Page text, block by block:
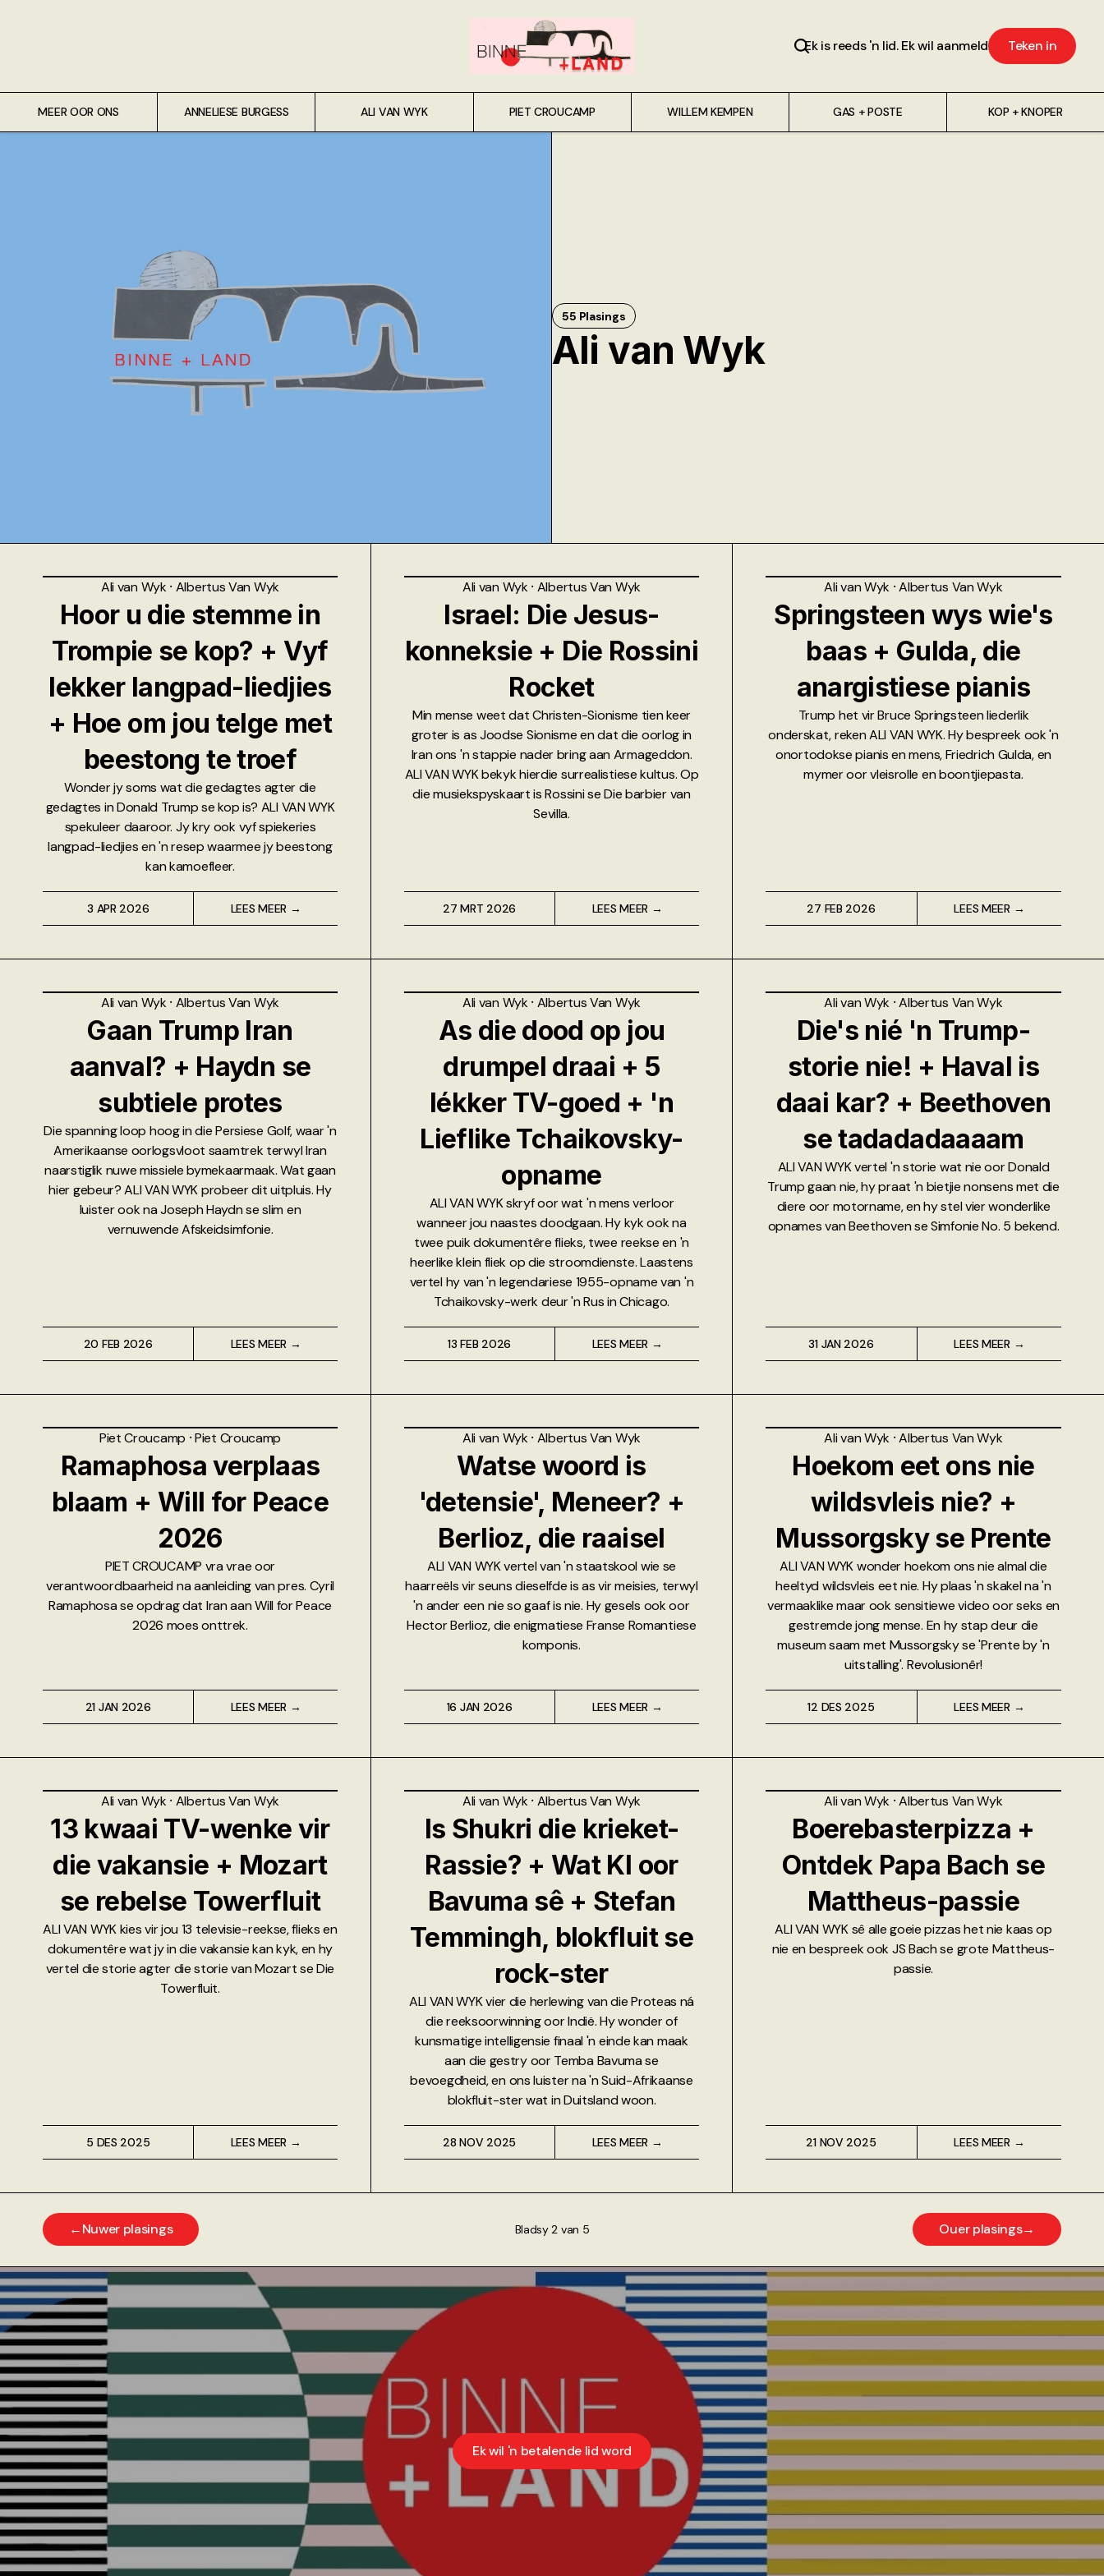
Ek is reeds 'n lid. Ek wil aanmeld Teken in
MEER OOR ONS ANNELIESE BURGESS ALI VAN WYK PIET CROUCAMP WILLEM KEMPEN GAS + POSTE KOP + KNOPER
55 Plasings
Ali van Wyk
Ali van Wyk⸱ Albertus Van Wyk
Hoor u die stemme in
Trompie se kop? + Vyf
lekker langpad-liedjies
+ Hoe om jou telge met
beestong te troef
Wonder jy soms wat die gedagtes agter die
gedagtes in Donald Trump se kop is? ALI VAN WYK
spekuleer daaroor. Jy kry ook vyf spiekeries
langpad-liedjies en 'n resep waarmee jy beestong
kan kamoefleer.
3 APR 2026 LEES MEER →
Ali van Wyk⸱ Albertus Van Wyk
Israel: Die Jesus-
konneksie + Die Rossini
Rocket
Min mense weet dat Christen-Sionisme tien keer
groter is as Joodse Sionisme en dat die oorlog in
Iran ons 'n stappie nader bring aan Armageddon.
ALI VAN WYK bekyk hierdie surrealistiese kultus. Op
die musiekspyskaart is Rossini se Die barbier van
Sevilla.
27 MRT 2026 LEES MEER →
Ali van Wyk ⸱Albertus Van Wyk
Springsteen wys wie's
baas + Gulda, die
anargistiese pianis
Trump het vir Bruce Springsteen liederlik
onderskat, reken ALI VAN WYK. Hy bespreek ook 'n
onortodokse pianis en mens, Friedrich Gulda, en
mymer oor vleisrolle en boontjiepasta.
27 FEB 2026 LEES MEER →
Ali van Wyk⸱ Albertus Van Wyk
Gaan Trump Iran
aanval? + Haydn se
subtiele protes
Die spanning loop hoog in die Persiese Golf, waar 'n
Amerikaanse oorlogsvloot saamtrek terwyl Iran
naarstiglik nuwe missiele bymekaarmaak. Wat gaan
hier gebeur? ALI VAN WYK probeer dit uitpluis. Hy
luister ook na Joseph Haydn se slim en
vernuwende Afskeidsimfonie.
20 FEB 2026 LEES MEER →
Ali van Wyk⸱ Albertus Van Wyk
As die dood op jou
drumpel draai + 5
lékker TV-goed + 'n
Lieflike Tchaikovsky-
opname
ALI VAN WYK skryf oor wat 'n mens verloor
wanneer jou naastes doodgaan. Hy kyk ook na
twee puik dokumentêre flieks, twee reekse en 'n
heerlike klein fliek op die stroomdienste. Laastens
vertel hy van 'n legendariese 1955-opname van 'n
Tchaikovsky-werk deur 'n Rus in Chicago.
13 FEB 2026 LEES MEER →
Ali van Wyk ⸱Albertus Van Wyk
Die's nié 'n Trump-
storie nie! + Haval is
daai kar? + Beethoven
se tadadadaaaam
ALI VAN WYK vertel 'n storie wat nie oor Donald
Trump gaan nie, hy praat 'n bietjie nonsens met die
diere oor motorname, en hy stel vier wonderlike
opnames van Beethoven se Simfonie No. 5 bekend.
31 JAN 2026 LEES MEER →
Piet Croucamp ⸱Piet Croucamp
Ramaphosa verplaas
blaam + Will for Peace
2026
PIET CROUCAMP vra vrae oor
verantwoordbaarheid na aanleiding van pres. Cyril
Ramaphosa se opdrag dat Iran aan Will for Peace
2026 moes onttrek.
21 JAN 2026 LEES MEER →
Ali van Wyk⸱ Albertus Van Wyk
Watse woord is
'detensie', Meneer? +
Berlioz, die raaisel
ALI VAN WYK vertel van 'n staatskool wie se
haarreëls vir seuns dieselfde is as vir meisies, terwyl
'n ander een nie so gaaf is nie. Hy gesels ook oor
Hector Berlioz, die enigmatiese Franse Romantiese
komponis.
16 JAN 2026 LEES MEER →
Ali van Wyk ⸱Albertus Van Wyk
Hoekom eet ons nie
wildsvleis nie? +
Mussorgsky se Prente
ALI VAN WYK wonder hoekom ons nie almal die
heeltyd wildsvleis eet nie. Hy plaas 'n skakel na 'n
vermaaklike maar ook sensitiewe video oor seks en
gestremde jong mense. En hy stap deur die
museum saam met Mussorgsky se 'Prente by 'n
uitstalling'. Revolusionêr!
12 DES 2025 LEES MEER →
Ali van Wyk⸱ Albertus Van Wyk
13 kwaai TV-wenke vir
die vakansie + Mozart
se rebelse Towerfluit
ALI VAN WYK kies vir jou 13 televisie-reekse, flieks en
dokumentêre wat jy in die vakansie kan kyk, en hy
vertel die storie agter die storie van Mozart se Die
Towerfluit.
5 DES 2025 LEES MEER →
Ali van Wyk⸱ Albertus Van Wyk
Is Shukri die krieket-
Rassie? + Wat KI oor
Bavuma sê + Stefan
Temmingh, blokfluit se
rock-ster
ALI VAN WYK vier die herlewing van die Proteas ná
die reeksoorwinning oor Indië. Hy wonder of
kunsmatige intelligensie finaal 'n einde kan maak
aan die gestry oor Temba Bavuma se
bevoegdheid, en ons luister na 'n Suid-Afrikaanse
blokfluit-ster wat in Duitsland woon.
28 NOV 2025 LEES MEER →
Ali van Wyk ⸱Albertus Van Wyk
Boerebasterpizza +
Ontdek Papa Bach se
Mattheus-passie
ALI VAN WYK sê alle goeie pizzas het nie kaas op
nie en bespreek ook JS Bach se grote Mattheus-
passie.
21 NOV 2025 LEES MEER →
←Nuwer plasings Bladsy 2 van 5 Ouer plasings→
Ek wil 'n betalende lid word
Ali van Wyk
Kop + Knoper